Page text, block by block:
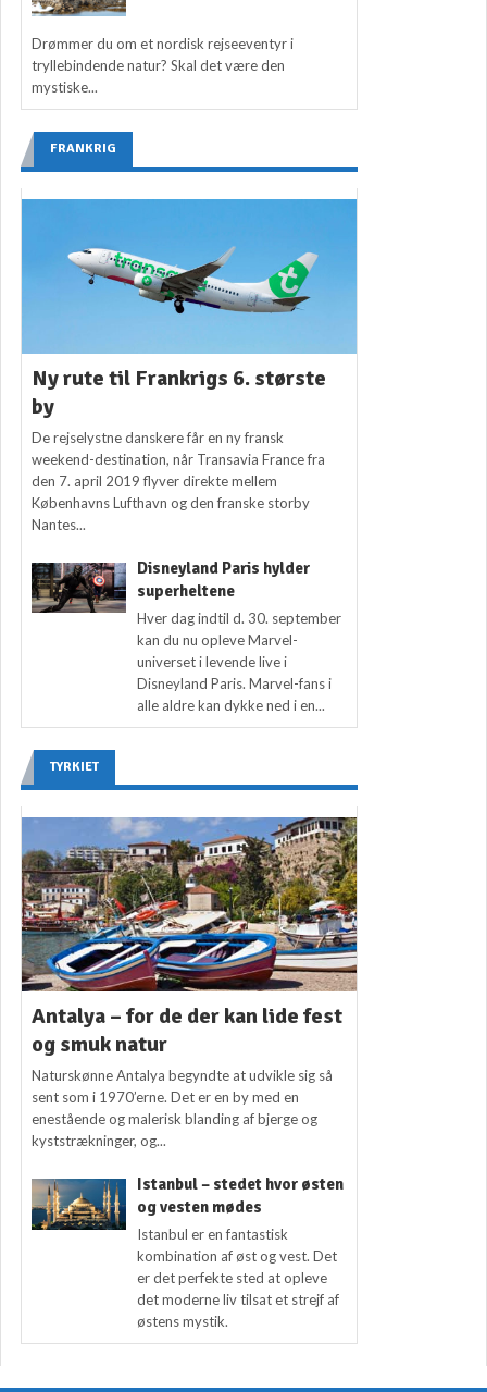
Drømmer du om et nordisk rejseeventyr i
tryllebindende natur? Skal det være den
mystiske...
FRANKRIG
Ny rute til Frankrigs 6. største
by
De rejselystne danskere får en ny fransk
weekend-destination, når Transavia France fra
den 7. april 2019 flyver direkte mellem
Københavns Lufthavn og den franske storby
Nantes...
Disneyland Paris hylder
superheltene
Hver dag indtil d. 30. september
kan du nu opleve Marvel-
universet i levende live i
Disneyland Paris. Marvel-fans i
alle aldre kan dykke ned i en...
TYRKIET
Antalya – for de der kan lide fest
og smuk natur
Naturskønne Antalya begyndte at udvikle sig så
sent som i 1970’erne. Det er en by med en
enestående og malerisk blanding af bjerge og
kyststrækninger, og...
Istanbul – stedet hvor østen
og vesten mødes
Istanbul er en fantastisk
kombination af øst og vest. Det
er det perfekte sted at opleve
det moderne liv tilsat et strejf af
østens mystik.